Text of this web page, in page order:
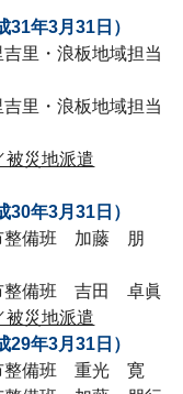
年3月31日）
里・浪板地域担当
里・浪板地域担当
被災地派遣
年3月31日）
整備班 加藤 朋
整備班 吉田 卓眞
被災地派遣
年3月31日）
整備班 重光 寛